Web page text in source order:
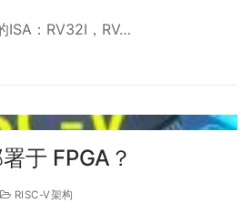
ISA：RV32I，RV…
于 FPGA？
RISC-V架构